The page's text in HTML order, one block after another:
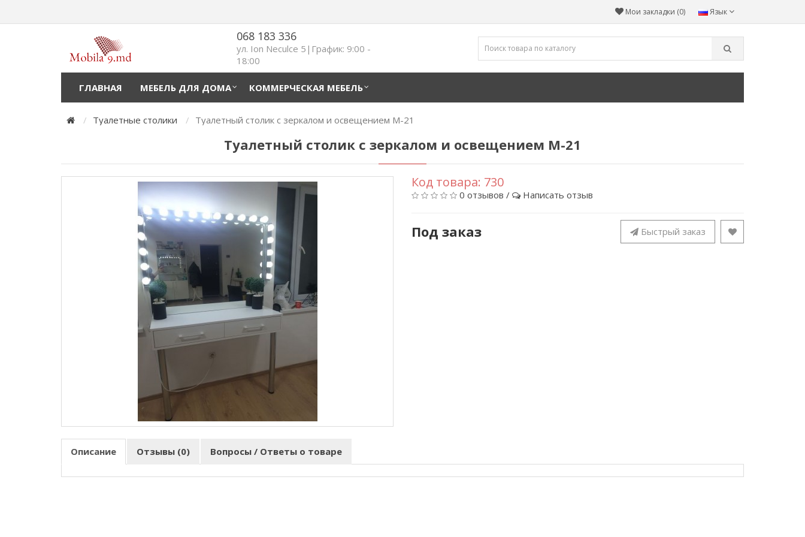
Язык
Мои закладки (0)
068 183 336
ул. Ion Neculce 5|График: 9:00 -
18:00
ГЛАВНАЯ МЕБЕЛЬ ДЛЯ ДОМА КОММЕРЧЕСКАЯ МЕБЕЛЬ
Туалетные столики Туалетный столик с зеркалом и освещением М-21
Туалетный столик с зеркалом и освещением М-21
Код товара: 730
0 отзывов / Написать отзыв
Под заказ Быстрый заказ
Описание Отзывы (0) Вопросы / Ответы о товаре